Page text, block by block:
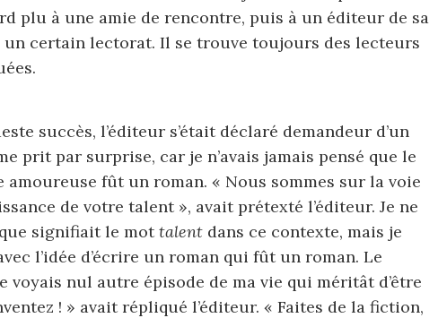
plu à une amie de rencontre, puis à un éditeur de sa
un certain lectorat. Il se trouve toujours des lecteurs
succès, l’éditeur s’était déclaré demandeur d’un
prit par surprise, car je n’avais jamais pensé que le
amoureuse fût un roman. « Nous sommes sur la voie
de votre talent », avait prétexté l’éditeur. Je ne
signifiait le mottalent dans ce contexte, mais je
l’idée d’écrire un roman qui fût un roman. Le
voyais nul autre épisode de ma vie qui méritât d’être
! » avait répliqué l’éditeur. « Faites de la fiction,